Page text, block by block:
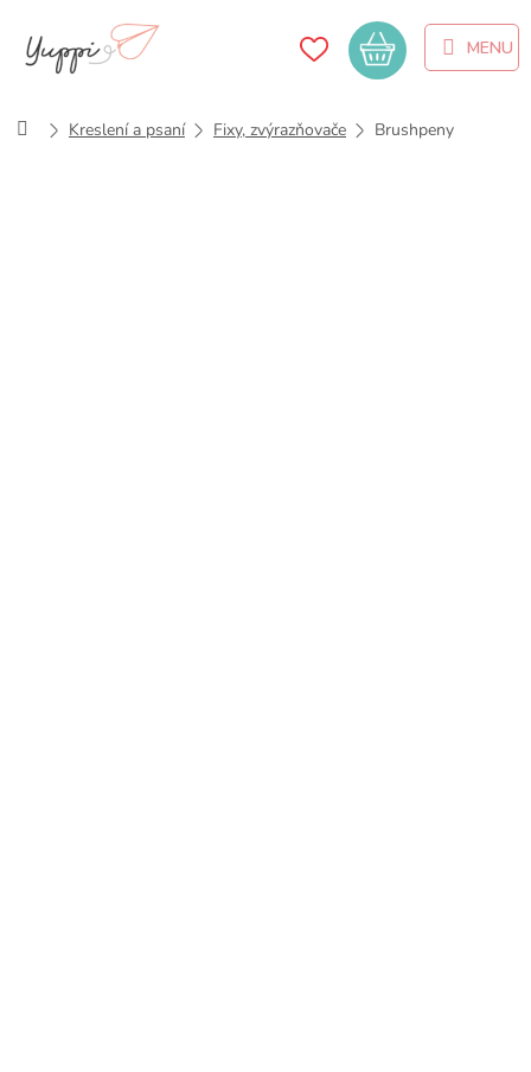
obsah
Nákupní
košík
DomůKreslení a psaní Fixy, zvýrazňovače Brushpeny